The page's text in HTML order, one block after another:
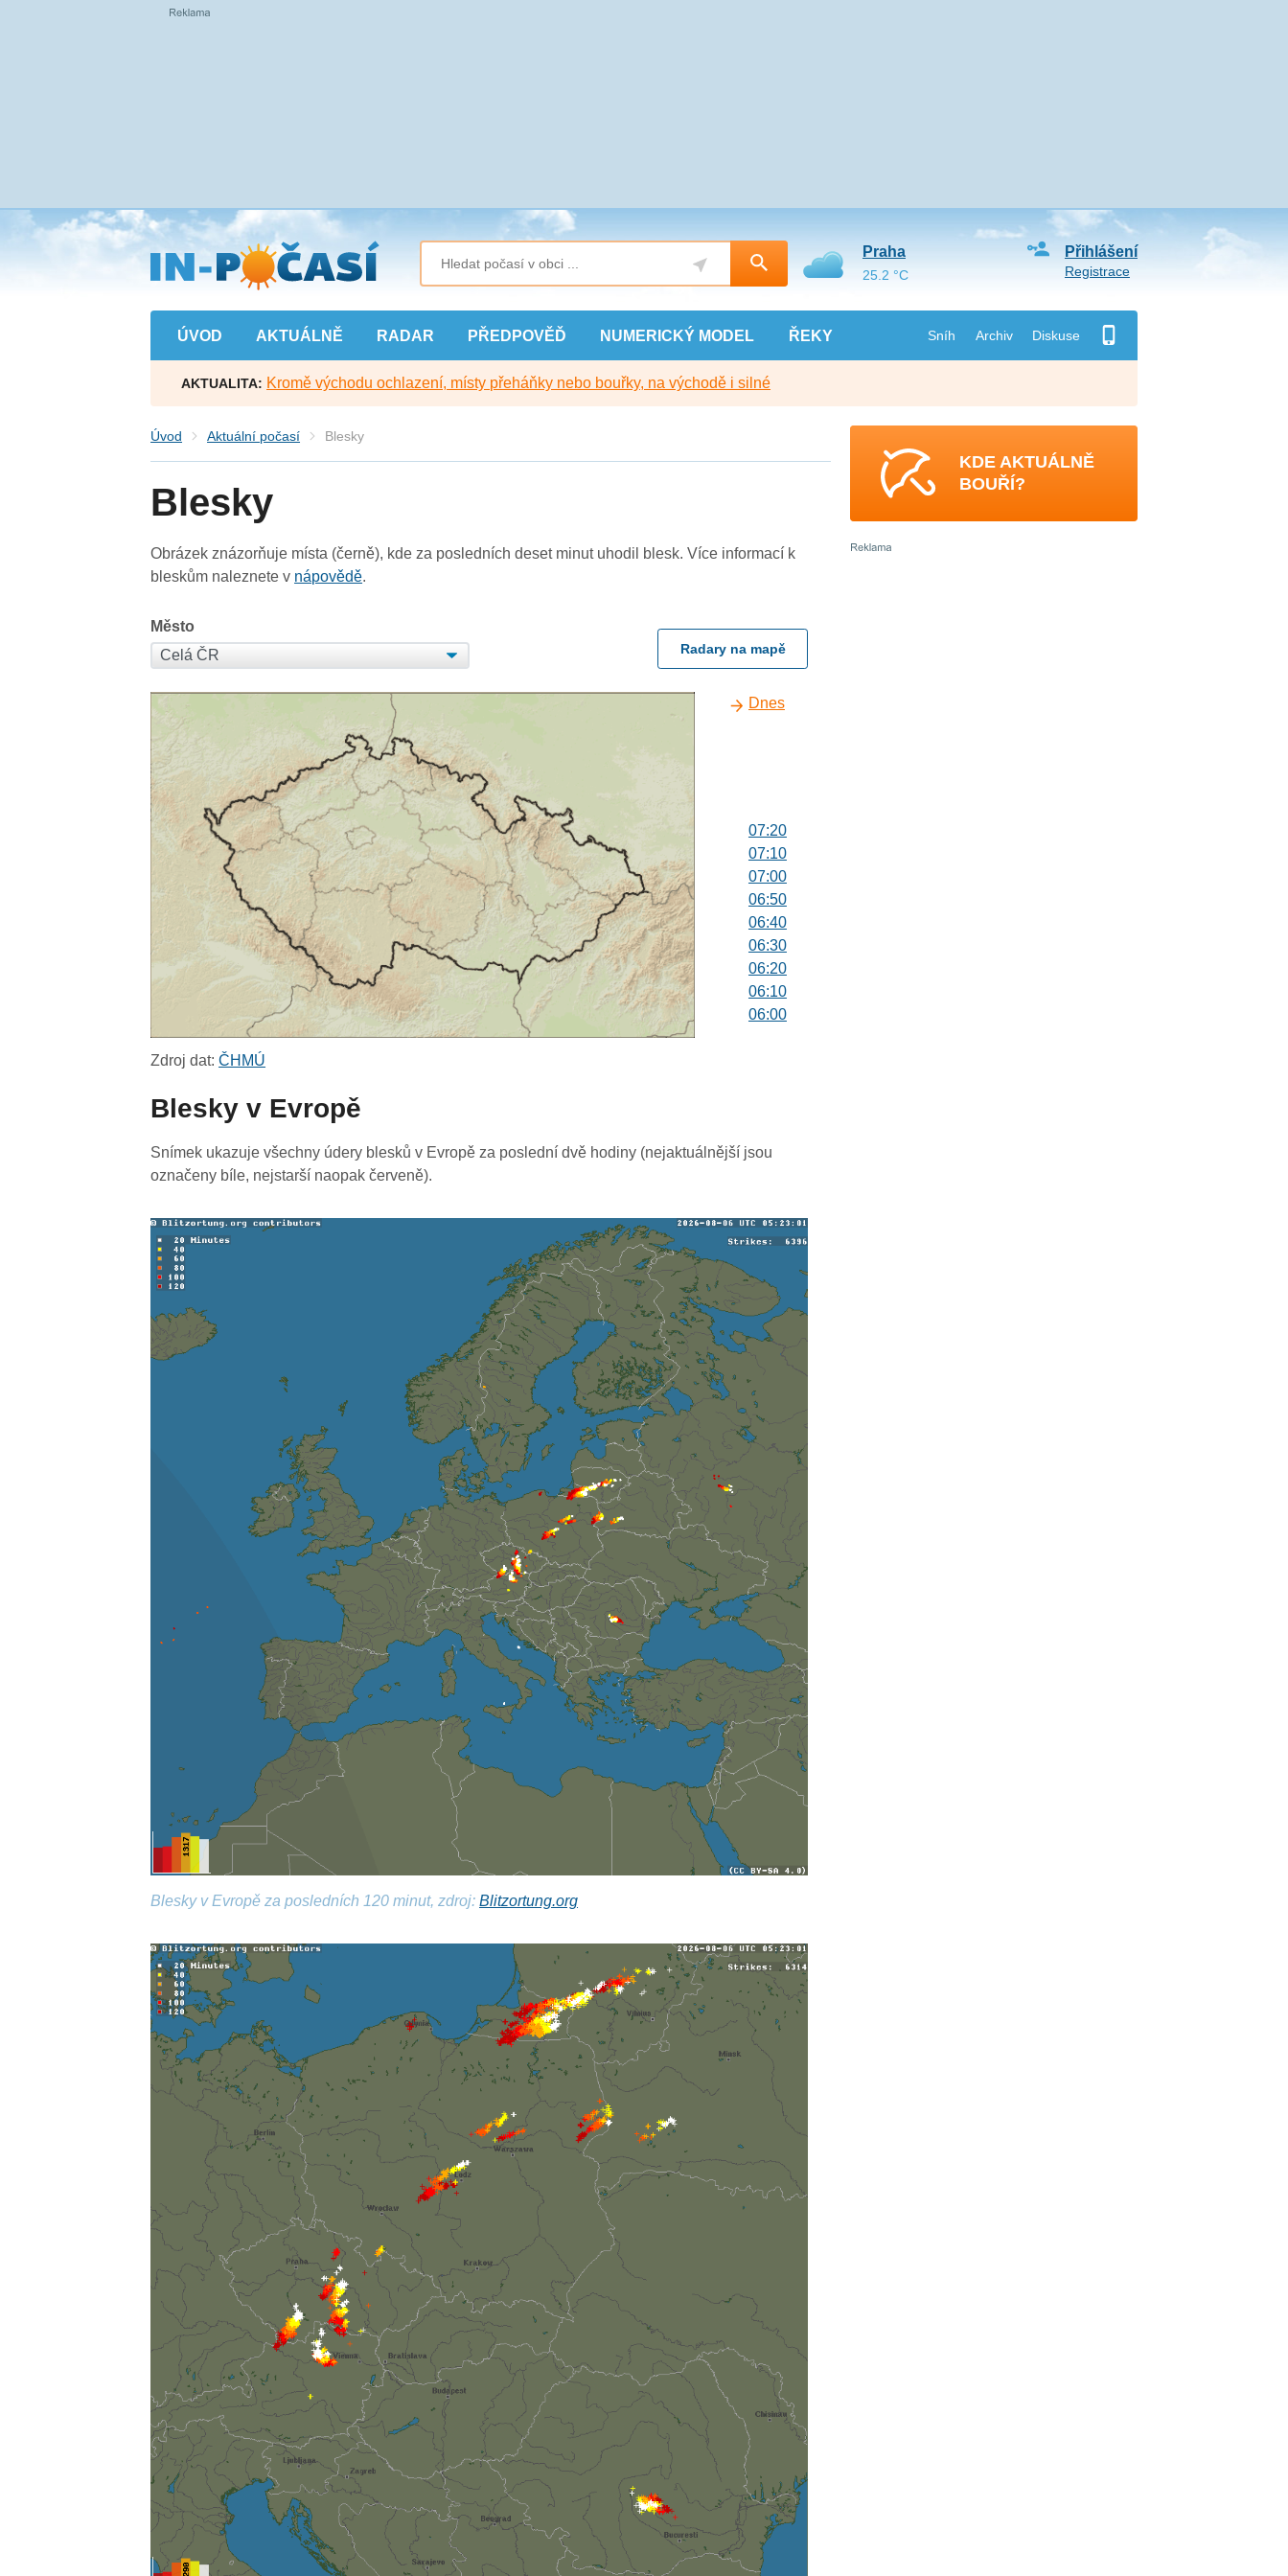
Přejít
na
hlavní
obsah
ÚVOD AKTUÁLNĚ RADAR PŘEDPOVĚĎ NUMERICKÝ MODEL ŘEKY Sníh Archiv Diskuse
Přihlášení
Registrace
Praha
25.2 °C
AKTUALITA: Kromě východu ochlazení, místy přeháňky nebo bouřky, na východě i silné
Úvod Aktuální počasí Blesky
Blesky
Obrázek znázorňuje místa (černě), kde za posledních deset minut uhodil blesk. Více informací k
bleskům naleznete v nápovědě.
Město
Radary na mapě
Dnes
07:20
07:10
07:00
06:50
06:40
06:30
06:20
06:10
06:00
05:00
04:30
04:20
Zdroj dat:ČHMÚ
Blesky v Evropě
Snímek ukazuje všechny údery blesků v Evropě za poslední dvě hodiny (nejaktuálnější jsou
označeny bíle, nejstarší naopak červeně).
Blesky v Evropě za posledních 120 minut, zdroj:Blitzortung.org
KDE AKTUÁLNĚ
BOUŘÍ?